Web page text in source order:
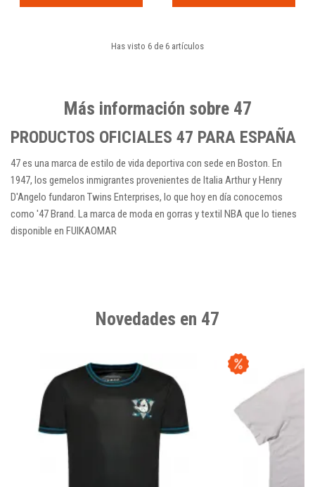
Has visto 6 de 6 artículos
Más información sobre 47
PRODUCTOS OFICIALES 47 PARA ESPAÑA
47 es una marca de estilo de vida deportiva con sede en Boston. En
1947, los gemelos inmigrantes provenientes de Italia Arthur y Henry
D'Angelo fundaron Twins Enterprises, lo que hoy en día conocemos
como '47 Brand. La marca de moda en gorras y textil NBA que lo tienes
disponible en FUIKAOMAR
Novedades en 47